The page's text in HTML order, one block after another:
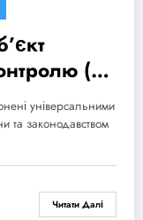
(до
універсальними
та законодавством
Читати Далі